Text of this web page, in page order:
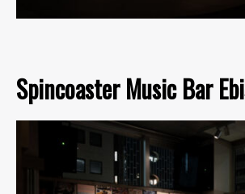
Spincoaster Music Bar